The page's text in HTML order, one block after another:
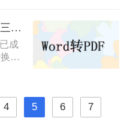
电脑word怎么转pdf格式？这三个方法超级实用！
成
的
怎
绍
4 5 6 7